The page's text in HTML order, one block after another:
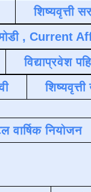
शिष्यवृत्ती
, Current
विद्याप्रवेश
वार्षिक नियोजन